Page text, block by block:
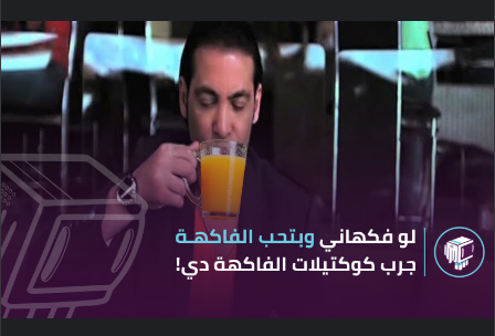
d
a
n
a
i
l